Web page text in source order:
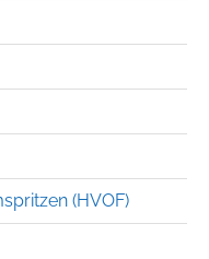
(HVOF)